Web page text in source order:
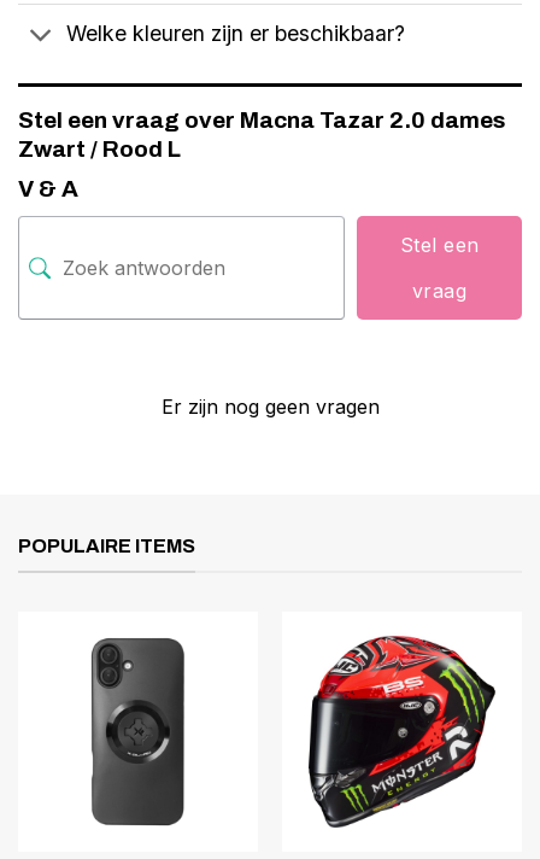
Welke kleuren zijn er beschikbaar?
Stel een vraag over Macna Tazar 2.0 dames
Zwart / Rood L
V & A
Stel een
vraag
Er zijn nog geen vragen
POPULAIRE ITEMS